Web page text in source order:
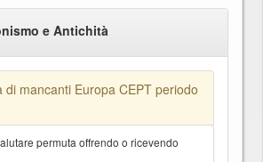
e Antichità
di mancanti Europa CEPT periodo
permuta offrendo o ricevendo